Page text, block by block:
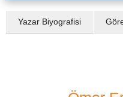
Yazar Biyografisi